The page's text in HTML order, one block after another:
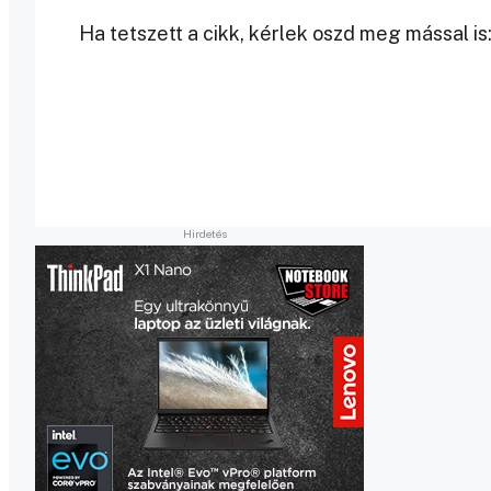
Ha tetszett a cikk, kérlek oszd meg mással is: